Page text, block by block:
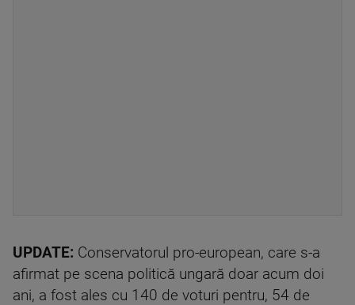
UPDATE: Conservatorul pro-european, care s-a
afirmat pe scena politică ungară doar acum doi
ani, a fost ales cu 140 de voturi pentru, 54 de